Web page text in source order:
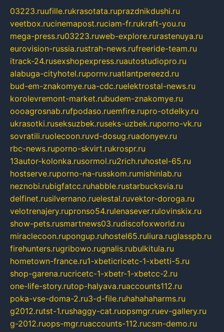
03223.ruufille.rukrasotata.ruprazdnikdushi.ru
veetbox.rucinemapost.ruciam-fr.rukraft-you.ru
mega-press.ru03223.ruweb-explore.rurastenuya.ru
eurovision-russia.rustrah-news.rufreeride-team.ru
itrack-24.rusexshopexpress.ruautostudiopro.ru
alabuga-cityhotel.rupornv.ruatlantpereezd.ru
bud-em-znakomye.rua-cdc.ruelektrostal-news.ru
korolevremont-market.rubudem-znakomye.ru
oooagrosnab.rufpodaso.ruemfire.rupro-otdelky.ru
ukrasotki.ruseksuzbek.ruseks-uzbek.ruporno-vk.ru
sovratili.ruolecoon.ruvd-dosug.ruadonyev.ru
rbc-news.ruporno-skvirt.rukrospr.ru
13autor-kolonka.rusormol.ru2rich.ruhostel-65.ru
hostserve.ruporno-na-russkom.rumishinlab.ru
neznobi.rubigfatcc.ruhabble.rustarbucksvia.ru
delfinet.rusilvernano.ruelestal.ruvektor-doroga.ru
velotrenajery.rupronso54.rulenasever.rulovinskix.ru
show-pets.rusmartnews03.rudiscofoxworld.ru
miraclecoon.rupongup.ruhostel65.ruliura.ruglasspb.ru
firehunters.rugribowo.rugnalis.rubulkitula.ru
hometown-france.ru1-xbeticricetc-1-xbetti-5.ru
shop-garena.rucricetc-1-xbetr-1-xbetcc-2.ru
one-life-story.rutop-halyava.ruaccounts112.ru
poka-vse-doma-2.ru3-d-file.ruhahahaharms.ru
g2012.rutst-1.rushaggy-cat.ruopsmgr.ruev-gallery.ru
g-2012.ruops-mgr.ruaccounts-112.rucsm-demo.ru